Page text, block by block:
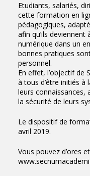
Etudiants, salariés,
cette formation en
pédagogiques,
afin qu’ils
numérique dans un
bonnes pratiques
personnel.
En effet, l’objectif de
à tous d’être initiés à
leurs connaissances,
la sécurité de leurs
Le dispositif de
avril 2019.
Vous pouvez d’ores